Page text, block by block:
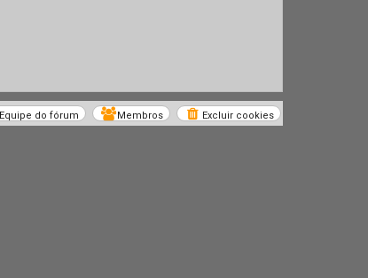
Excluir cookies
Membros
Equipe do fórum